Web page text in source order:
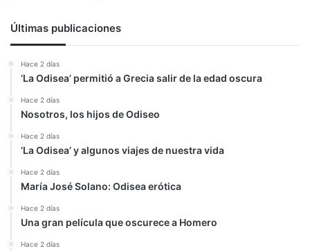
Últimas publicaciones
Hace 2 días
‘La Odisea’ permitió a Grecia salir de la edad oscura
Hace 2 días
Nosotros, los hijos de Odiseo
Hace 2 días
‘La Odisea’ y algunos viajes de nuestra vida
Hace 2 días
María José Solano: Odisea erótica
Hace 2 días
Una gran película que oscurece a Homero
Hace 2 días